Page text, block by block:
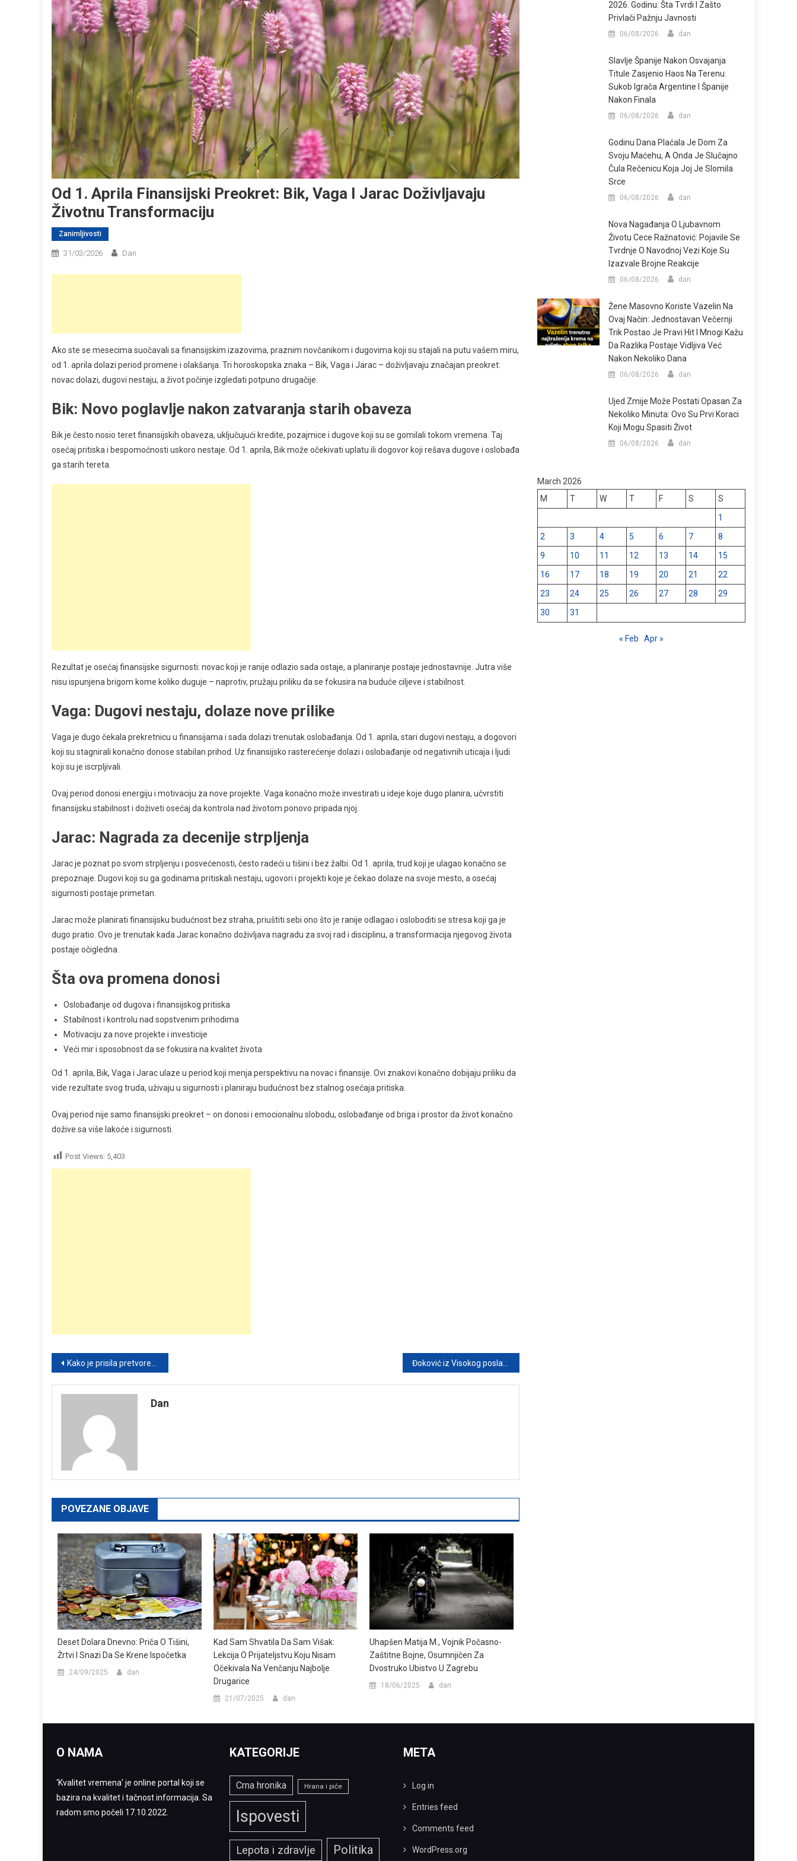
Od 1. Aprila Finansijski Preokret: Bik, Vaga I Jarac Doživljavaju
Životnu Transformaciju
Zanimljivosti
31/03/2026 Dan
Ako ste se mesecima suočavali sa finansijskim izazovima, praznim novčanikom i dugovima koji su stajali na putu vašem miru,
od 1. aprila dolazi period promene i olakšanja. Tri horoskopska znaka – Bik, Vaga i Jarac – doživljavaju značajan preokret:
novac dolazi, dugovi nestaju, a život počinje izgledati potpuno drugačije.
Bik: Novo poglavlje nakon zatvaranja starih obaveza
Bik je često nosio teret finansijskih obaveza, uključujući kredite, pozajmice i dugove koji su se gomilali tokom vremena. Taj
osećaj pritiska i bespomoćnosti uskoro nestaje. Od 1. aprila, Bik može očekivati uplatu ili dogovor koji rešava dugove i oslobađa
ga starih tereta.
Rezultat je osećaj finansijske sigurnosti: novac koji je ranije odlazio sada ostaje, a planiranje postaje jednostavnije. Jutra više
nisu ispunjena brigom kome koliko duguje – naprotiv, pružaju priliku da se fokusira na buduće ciljeve i stabilnost.
Vaga: Dugovi nestaju, dolaze nove prilike
Vaga je dugo čekala prekretnicu u finansijama i sada dolazi trenutak oslobađanja. Od 1. aprila, stari dugovi nestaju, a dogovori
koji su stagnirali konačno donose stabilan prihod. Uz finansijsko rasterećenje dolazi i oslobađanje od negativnih uticaja i ljudi
koji su je iscrpljivali.
Ovaj period donosi energiju i motivaciju za nove projekte. Vaga konačno može investirati u ideje koje dugo planira, učvrstiti
finansijsku stabilnost i doživeti osećaj da kontrola nad životom ponovo pripada njoj.
Jarac: Nagrada za decenije strpljenja
Jarac je poznat po svom strpljenju i posvećenosti, često radeći u tišini i bez žalbi. Od 1. aprila, trud koji je ulagao konačno se
prepoznaje. Dugovi koji su ga godinama pritiskali nestaju, ugovori i projekti koje je čekao dolaze na svoje mesto, a osećaj
sigurnosti postaje primetan.
Jarac može planirati finansijsku budućnost bez straha, priuštiti sebi ono što je ranije odlagao i osloboditi se stresa koji ga je
dugo pratio. Ovo je trenutak kada Jarac konačno doživljava nagradu za svoj rad i disciplinu, a transformacija njegovog života
postaje očigledna.
Šta ova promena donosi
Oslobađanje od dugova i finansijskog pritiska
Stabilnost i kontrolu nad sopstvenim prihodima
Motivaciju za nove projekte i investicije
Veći mir i sposobnost da se fokusira na kvalitet života
Od 1. aprila, Bik, Vaga i Jarac ulaze u period koji menja perspektivu na novac i finansije. Ovi znakovi konačno dobijaju priliku da
vide rezultate svog truda, uživaju u sigurnosti i planiraju budućnost bez stalnog osećaja pritiska.
Ovaj period nije samo finansijski preokret – on donosi i emocionalnu slobodu, oslobađanje od briga i prostor da život konačno
dožive sa više lakoće i sigurnosti.
Post Views: 5,403
Post
navigation
Kako je prisila pretvorena u iznenađenje: Priča o sestrinskoj izdaji i neočekivanoj sudbini
Dan
POVEZANE OBJAVE
Deset Dolara Dnevno: Priča O Tišini,
Žrtvi I Snazi Da Se Krene Ispočetka
24/09/2025 dan
Kad Sam Shvatila Da Sam Višak:
Lekcija O Prijateljstvu Koju Nisam
Očekivala Na Venčanju Najbolje
Drugarice
21/07/2025 dan
Uhapšen Matija M., Vojnik Počasno-
Zaštitne Bojne, Osumnjičen Za
Dvostruko Ubistvo U Zagrebu
18/06/2025 dan
2026. Godinu: Šta Tvrdi I Zašto
Privlači Pažnju Javnosti
06/08/2026 dan
Slavlje Španije Nakon Osvajanja
Titule Zasjenio Haos Na Terenu:
Sukob Igrača Argentine I Španije
Nakon Finala
06/08/2026 dan
Godinu Dana Plaćala Je Dom Za
Svoju Maćehu, A Onda Je Slučajno
Čula Rečenicu Koja Joj Je Slomila
Srce
06/08/2026 dan
Nova Nagađanja O Ljubavnom
Životu Cece Ražnatović: Pojavile Se
Tvrdnje O Navodnoj Vezi Koje Su
Izazvale Brojne Reakcije
06/08/2026 dan
Žene Masovno Koriste Vazelin Na
Ovaj Način: Jednostavan Večernji
Trik Postao Je Pravi Hit I Mnogi Kažu
Da Razlika Postaje Vidljiva Već
Nakon Nekoliko Dana
06/08/2026 dan
Ujed Zmije Može Postati Opasan Za
Nekoliko Minuta: Ovo Su Prvi Koraci
Koji Mogu Spasiti Život
06/08/2026 dan
March 2026
M
T W T F S
S
1
2
3 4 5 6 7
8
9
10 11 12 13 14
15
16
17 18 19 20 21
22
23
24 25 26 27 28
29
30
31
« Feb Apr »
O NAMA
‘Kvalitet vremena’ je online portal koji se
bazira na kvalitet i tačnost informacija. Sa
radom smo počeli 17.10.2022.
KATEGORIJE
Crna hronika Hrana i piće
Ispovesti
Lepota i zdravlje Politika
META
Log in
Entries feed
Comments feed
WordPress.org